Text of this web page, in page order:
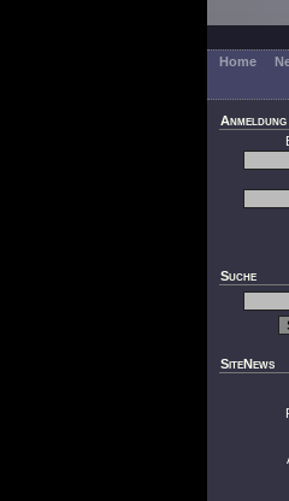
Home
Anmeldung
Suche
SiteNews